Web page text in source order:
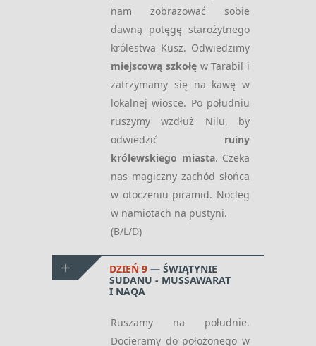
nam zobrazować sobie
dawną potęgę starożytnego
królestwa Kusz. Odwiedzimy
miejscową szkołęw Tarabil i
zatrzymamy się na kawę w
lokalnej wiosce. Po południu
ruszymy wzdłuż Nilu, by
odwiedzić ruiny
królewskiego miasta. Czeka
nas magiczny zachód słońca
w otoczeniu piramid. Nocleg
w namiotach na pustyni.
(B/L/D)
DZIEŃ 9
ŚWIĄTYNIE
SUDANU - MUSSAWARAT
I NAQA
Ruszamy na południe.
Docieramy do położonego w